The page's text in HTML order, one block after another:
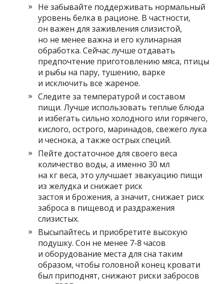
Не забывайте поддерживать нормальный
уровень белка в рационе. В частности,
он важен для заживления слизистой,
но не менее важна и его кулинарная
обработка. Сейчас лучше отдавать
предпочтение приготовлению мяса, птицы
и рыбы на пару, тушению, варке
и исключить все жареное.
Следите за температурой и составом
пищи. Лучше использовать теплые блюда
и избегать сильно холодного или горячего,
кислого, острого, маринадов, свежего лука
и чеснока, а также острых специй.
Пейте достаточное для своего веса
количество воды, а именно 30 мл
на кг веса, это улучшает эвакуацию пищи
из желудка и снижает риск
застоя и брожения, а значит, снижает риск
заброса в пищевод и раздражения
слизистых.
Высыпайтесь и приобретите высокую
подушку. Сон не менее 7-8 часов
и оборудование места для сна таким
образом, чтобы головной конец кровати
был приподнят, снижают риски забросов